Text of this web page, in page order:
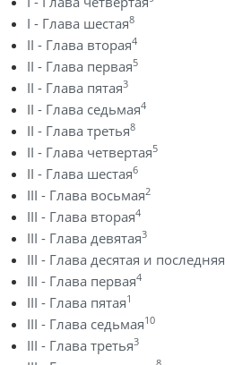
I - Глава шестая8
II - Глава вторая4
II - Глава первая5
II - Глава пятая3
II - Глава седьмая4
II - Глава третья8
II - Глава четвертая5
II - Глава шестая6
III - Глава восьмая2
III - Глава вторая4
III - Глава девятая3
III - Глава десятая и последняя
III - Глава первая4
III - Глава пятая1
III - Глава седьмая10
III - Глава третья3